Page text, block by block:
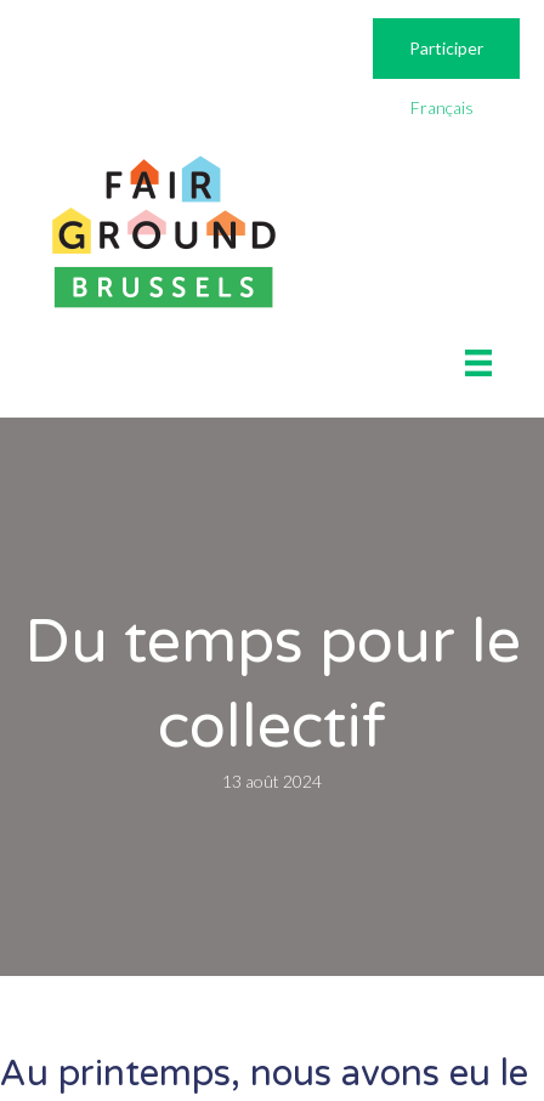
Participer
Français
Du temps pour le
collectif
13 août 2024
Au printemps, nous avons eu le